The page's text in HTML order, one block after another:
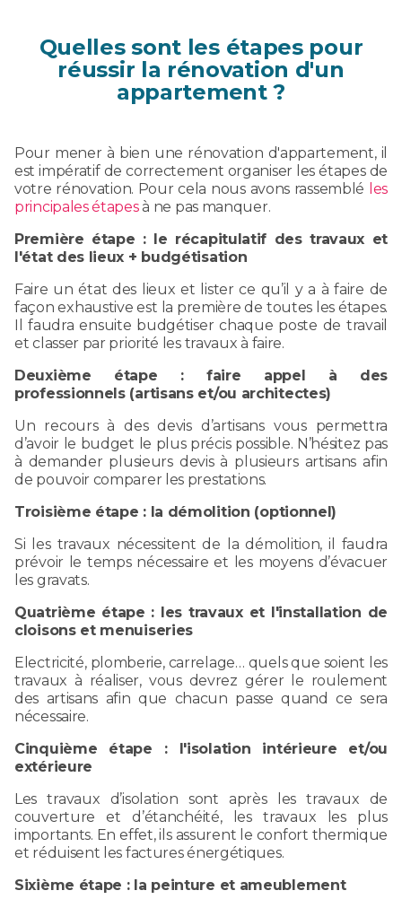
Quelles sont les étapes pour
réussir la rénovation d'un
appartement ?
Pour mener à bien une rénovation d'appartement, il
est impératif de correctement organiser les étapes de
votre rénovation. Pour cela nous avons rassemblé les
principales étapesà ne pas manquer.
Première étape : le récapitulatif des travaux et
l'état des lieux + budgétisation
Faire un état des lieux et lister ce qu’il y a à faire de
façon exhaustive est la première de toutes les étapes.
Il faudra ensuite budgétiser chaque poste de travail
et classer par priorité les travaux à faire.
Deuxième étape : faire appel à des
professionnels (artisans et/ou architectes)
Un recours à des devis d’artisans vous permettra
d’avoir le budget le plus précis possible. N’hésitez pas
à demander plusieurs devis à plusieurs artisans afin
de pouvoir comparer les prestations.
Troisième étape : la démolition (optionnel)
Si les travaux nécessitent de la démolition, il faudra
prévoir le temps nécessaire et les moyens d’évacuer
les gravats.
Quatrième étape : les travaux et l'installation de
cloisons et menuiseries
Electricité, plomberie, carrelage… quels que soient les
travaux à réaliser, vous devrez gérer le roulement
des artisans afin que chacun passe quand ce sera
nécessaire.
Cinquième étape : l'isolation intérieure et/ou
extérieure
Les travaux d’isolation sont après les travaux de
couverture et d’étanchéité, les travaux les plus
importants. En effet, ils assurent le confort thermique
et réduisent les factures énergétiques.
Sixième étape : la peinture et ameublement